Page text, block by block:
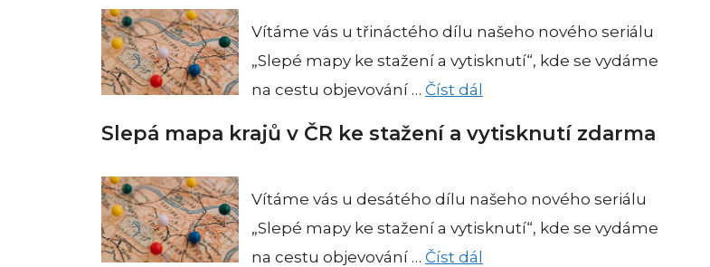
Vítáme vás u třináctého dílu našeho nového seriálu
„Slepé mapy ke stažení a vytisknutí“, kde se vydáme
na cestu objevování … Číst dál
Slepá mapa krajů v ČR ke stažení a vytisknutí zdarma
Vítáme vás u desátého dílu našeho nového seriálu
„Slepé mapy ke stažení a vytisknutí“, kde se vydáme
na cestu objevování … Číst dál